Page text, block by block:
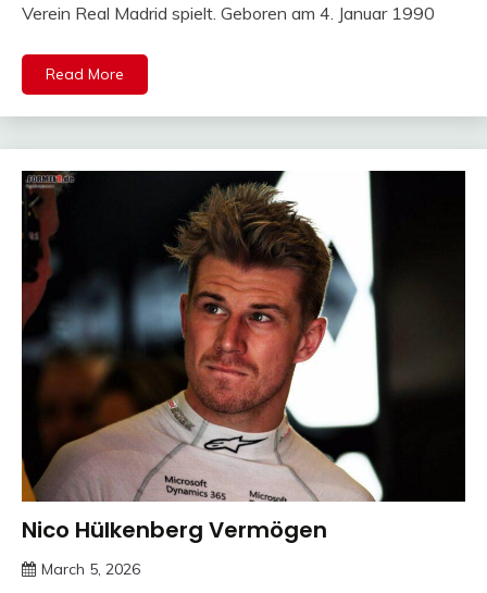
Verein Real Madrid spielt. Geboren am 4. Januar 1990
Read More
Trends
Nico Hülkenberg Vermögen
March 5, 2026